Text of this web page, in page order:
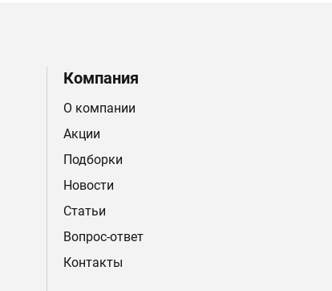
Компания
О компании
Акции
Подборки
Новости
Статьи
Вопрос-ответ
Контакты